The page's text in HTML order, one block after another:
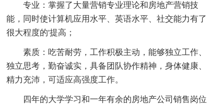
专业：掌握了大量营销专业理论和房地产营销技
能，同时使计算机应用水平、英语水平、社交能力有了
很大程度的'提高；
素质：吃苦耐劳，工作积极主动，能够独立工作、
独立思考，勤奋诚实，具备团队协作精神，身体健康、
精力充沛，可适应高强度工作。
四年的大学学习和一年有余的房地产公司销售岗位